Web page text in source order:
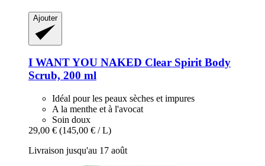
Ajouter
I WANT YOU NAKED Clear Spirit Body
Scrub, 200 ml
Idéal pour les peaux sèches et impures
A la menthe et à l'avocat
Soin doux
29,00 € (145,00 € / L)
Livraison jusqu'au 17 août